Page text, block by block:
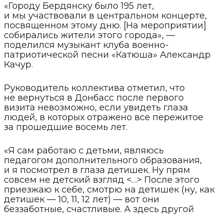
«Городу Бердянску было 195 лет,
и мы участвовали в центральном концерте,
посвященном этому дню. [На мероприятии]
собирались жители этого города», —
поделился музыкант клуба военно-
патриотической песни «Катюша» Александр
Качур.
Руководитель коллектива отметил, что
не вернуться в Донбасс после первого
визита невозможно, если увидеть глаза
людей, в которых отражено все пережитое
за прошедшие восемь лет.
«Я сам работаю с детьми, являюсь
педагогом дополнительного образования,
и я посмотрел в глаза детишек. Ну прям
совсем не детский взгляд <…> После этого
приезжаю к себе, смотрю на детишек (ну, как
детишек — 10, 11, 12 лет) — вот они
беззаботные, счастливые. А здесь другой